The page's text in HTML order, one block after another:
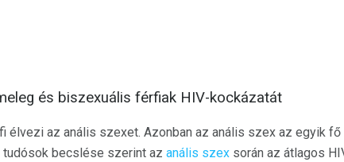
és biszexuális férfiak HIV-kockázatát
élvezi az anális szexet. Azonban az anális szex az egyik fő
tudósok becslése szerint az anális szex során az átlagos